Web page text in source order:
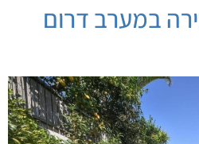
במערב דרום